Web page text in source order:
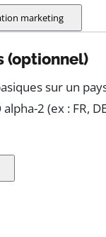
marketing
(optionnel)
sur un
2 (ex : FR,